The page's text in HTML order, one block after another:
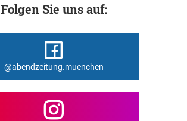
Folgen Sie uns auf:
@abendzeitung.muenchen